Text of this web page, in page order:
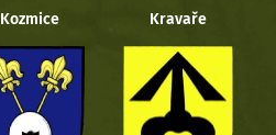
Kozmice Kravaře